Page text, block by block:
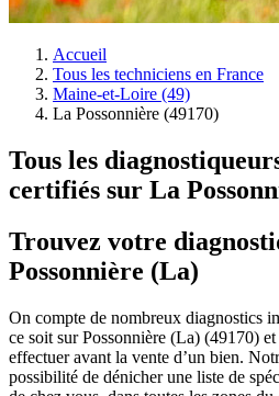
Accueil
Tous les techniciens en France
Maine-et-Loire (49)
La Possonnière (49170)
Tous les
certifiés sur La
Trouvez votre
Possonnière (La)
On compte de nombreux diagnostics
ce soit sur Possonnière (La) (49170)
effectuer avant la vente d’un bien.
possibilité de dénicher une liste de